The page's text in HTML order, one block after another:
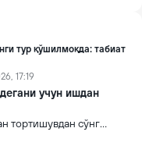
тур қўшилмоқда: табиат
17:19
учун ишдан
тортишувдан сўнг
хайрия